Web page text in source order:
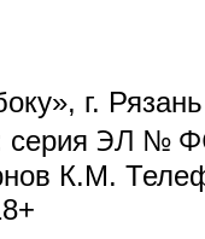
г.
ЭЛ №
К.М.
e-mail)